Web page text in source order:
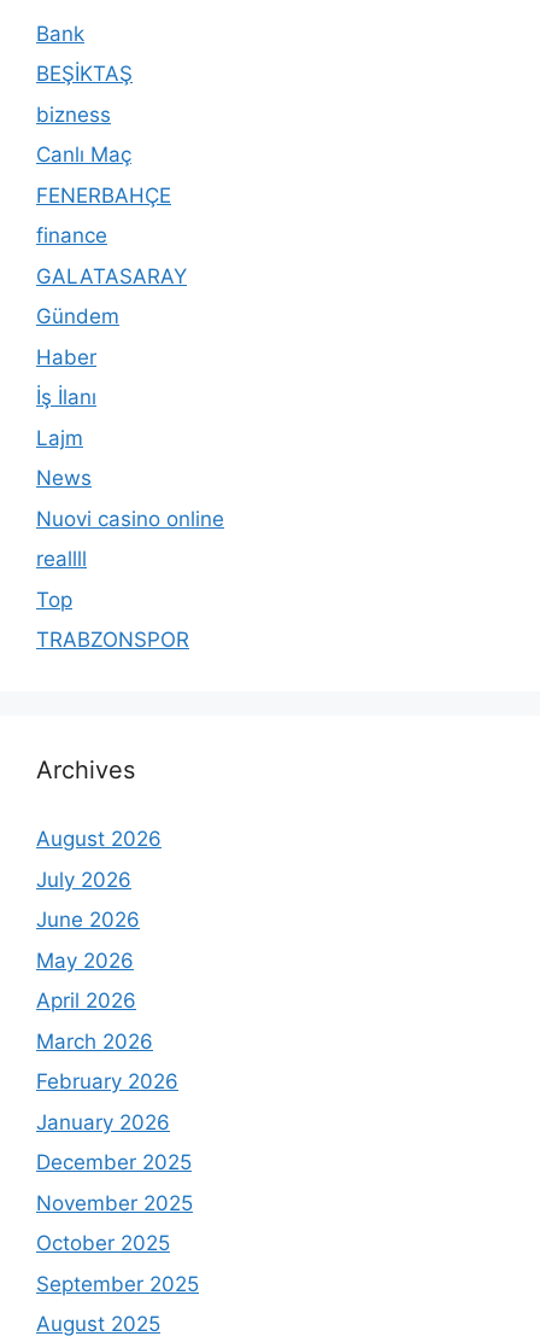
Bank
BEŞİKTAŞ
bizness
Canlı Maç
FENERBAHÇE
finance
GALATASARAY
Gündem
Haber
İş İlanı
Lajm
News
Nuovi casino online
reallll
Top
TRABZONSPOR
Archives
August 2026
July 2026
June 2026
May 2026
April 2026
March 2026
February 2026
January 2026
December 2025
November 2025
October 2025
September 2025
August 2025